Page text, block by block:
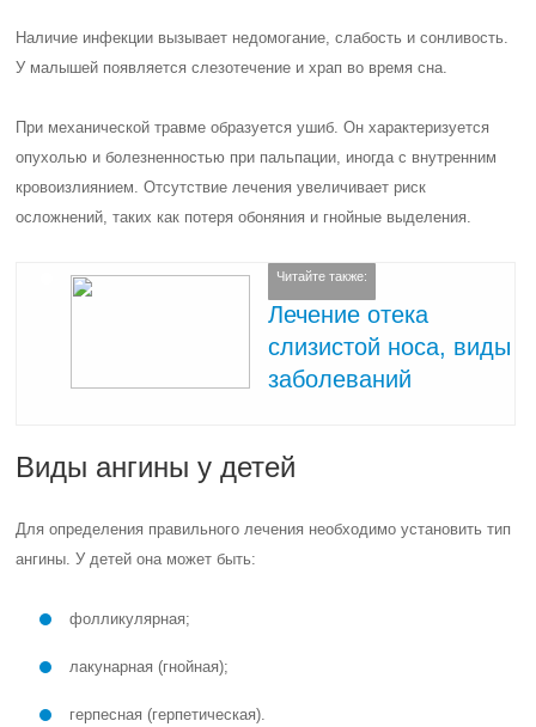
Наличие инфекции вызывает недомогание, слабость и сонливость.
У малышей появляется слезотечение и храп во время сна.
При механической травме образуется ушиб. Он характеризуется
опухолью и болезненностью при пальпации, иногда с внутренним
кровоизлиянием. Отсутствие лечения увеличивает риск
осложнений, таких как потеря обоняния и гнойные выделения.
Читайте также:
Лечение отека
слизистой носа, виды
заболеваний
Виды ангины у детей
Для определения правильного лечения необходимо установить тип
ангины. У детей она может быть:
фолликулярная;
лакунарная (гнойная);
герпесная (герпетическая).